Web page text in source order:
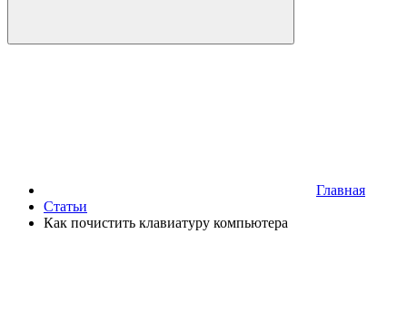
Главная
Статьи
Как почистить клавиатуру компьютера